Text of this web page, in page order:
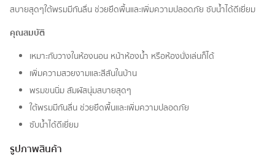
สบายสุดๆใต้พรมมีกันลื่น ช่วยยึดพื้นและเพิ่มความปลอดภัย ซับน้ำได้ดีเยี่ยม
คุณสมบัติ
เหมาะกับวางในห้องนอน หน้าห้องน้ำ หรือห้องนั่งเล่นก็ได้
เพิ่มความสวยงามและสีสันในบ้าน
พรมขนนิ่ม สัมผัสนุ่มสบายสุดๆ
ใต้พรมมีกันลื่น ช่วยยึดพื้นและเพิ่มความปลอดภัย
ซับน้ำได้ดีเยี่ยม
รูปภาพสินค้า